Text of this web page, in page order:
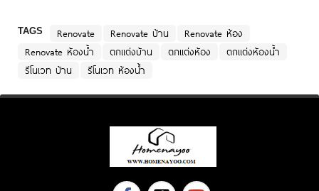
TAGS Renovate Renovate บ้าน
Renovate ห้อง
Renovate ห้องน้ำ
ตกแต่งบ้าน ตกแต่งห้อง
ตกแต่งห้องน้ำ
รีโนเวท บ้าน
รีโนเวท ห้องน้ำ